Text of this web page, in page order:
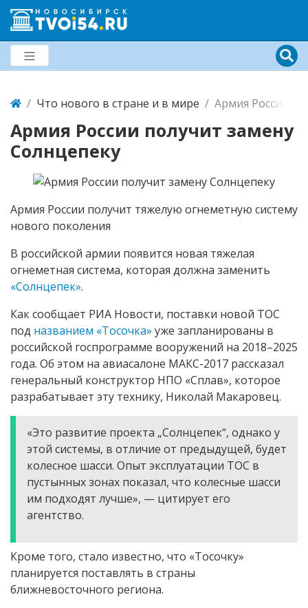
Что нового в стране и в мире Армия России
Армия России получит замену
Солнцепеку
Армия России получит тяжелую огнеметную систему
нового поколения
В российской армии появится новая тяжелая
огнеметная система, которая должна заменить
«Солнцепек».
Как сообщает РИА Новости, поставки новой ТОС
под названием «Тосочка» уже запланированы в
российской госпрограмме вооружений на 2018–2025
года. Об этом на авиасалоне МАКС-2017 рассказал
генеральный конструктор НПО «Сплав», которое
разрабатывает эту технику, Николай Макаровец.
«Это развитие проекта „Солнцепек“, однако у
этой системы, в отличие от предыдущей, будет
колесное шасси. Опыт эксплуатации ТОС в
пустынных зонах показал, что колесные шасси
им подходят лучше», — цитирует его
агентство.
Кроме того, стало известно, что «Тосочку»
планируется поставлять в страны
ближневосточного региона.